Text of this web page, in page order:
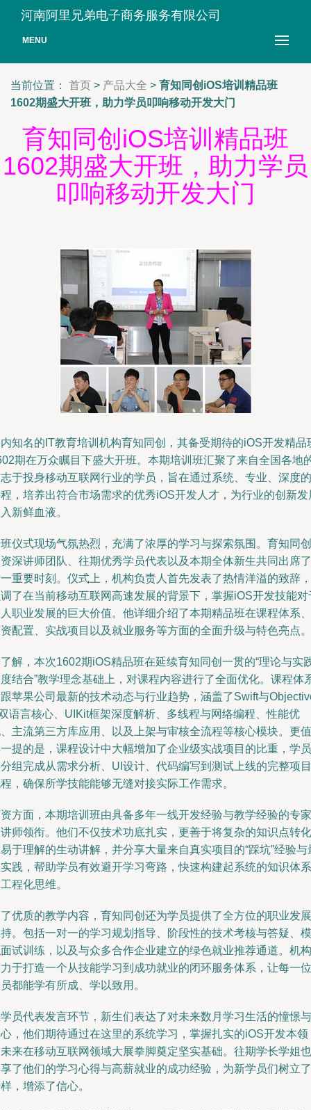
河南阿里兄弟电子商务服务有限公司
MENU
当前位置： 首页 > 产品大全 > 育知同创iOS培训精品班
1602期盛大开班，助力学员叩响移动开发大门
育知同创iOS培训精品班
1602期盛大开班，助力学员
叩响移动开发大门
知名的IT教育培训机构育知同创，其备受期待的iOS开发精品
期在万众瞩目下盛大开班。本期培训班汇聚了来自全国各地
于投身移动互联网行业的学员，旨在通过系统、专业、深度的
，培养出符合市场需求的优秀iOS开发人才，为行业的创新发
新鲜血液。
仪式现场气氛热烈，充满了浓厚的学习与探索氛围。育知同创
深讲师团队、往期优秀学员代表以及本期全体新生共同出席了
重要时刻。仪式上，机构负责人首先发表了热情洋溢的致辞，
了在当前移动互联网高速发展的背景下，掌握iOS开发技能对
职业发展的巨大价值。他详细介绍了本期精品班在课程体系、
配置、实战项目以及就业服务等方面的全面升级与特色亮点。
解，本次1602期iOS精品班在延续育知同创一贯的“理论与实
结合”教学理念基础上，对课程内容进行了全面优化。课程体
苹果公司最新的技术动态与行业趋势，涵盖了Swift与
语言核心、UIKit框架深度解析、多线程与网络编程、性能优
主流第三方库应用、以及上架与审核全流程等核心模块。更值
提的是，课程设计中大幅增加了企业级实战项目的比重，学员
组完成从需求分析、UI设计、代码编写到测试上线的完整项目
，确保所学技能能够无缝对接实际工作需求。
方面，本期培训班由具备多年一线开发经验与教学经验的专家
师领衔。他们不仅技术功底扎实，更善于将复杂的知识点转化
于理解的生动讲解，并分享大量来自真实项目的“踩坑”经验与
践，帮助学员有效避开学习弯路，快速构建起系统的知识体系
程化思维。
优质的教学内容，育知同创还为学员提供了全方位的职业发展
。包括一对一的学习规划指导、阶段性的技术考核与答疑、模
试训练，以及与众多合作企业建立的绿色就业推荐通道。机构
于打造一个从技能学习到成功就业的闭环服务体系，让每一位
都能学有所成、学以致用。
员代表发言环节，新生们表达了对未来数月学习生活的憧憬与
，他们期待通过在这里的系统学习，掌握扎实的iOS开发本领
来在移动互联网领域大展拳脚奠定坚实基础。往期学长学姐也
了他们的学习心得与高薪就业的成功经验，为新学员们树立了
，增添了信心。